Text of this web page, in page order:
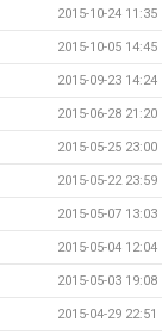
2015-10-24 11:35
2015-10-05 14:45
2015-09-23 14:24
2015-06-28 21:20
2015-05-25 23:00
2015-05-22 23:59
2015-05-07 13:03
2015-05-04 12:04
2015-05-03 19:08
2015-04-29 22:51